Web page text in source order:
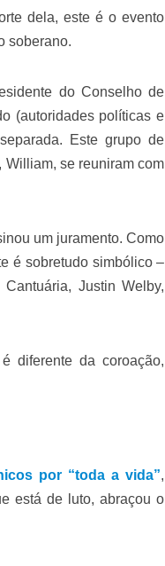
dela, este é o evento
soberano.
do Conselho de
(autoridades políticas e
Este grupo de
se reuniram com
um juramento. Como
é sobretudo simbólico –
Justin Welby,
diferente da coroação,
por “toda a vida”,
está de luto, abraçou o